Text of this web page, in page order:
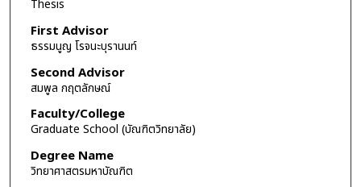
Thesis
First Advisor
ธรรมนูญ โรจนะบุรานนท์
Second Advisor
สมพูล กฤตลักษณ์
Faculty/College
Graduate School (บัณฑิตวิทยาลัย)
Degree Name
วิทยาศาสตรมหาบัณฑิต